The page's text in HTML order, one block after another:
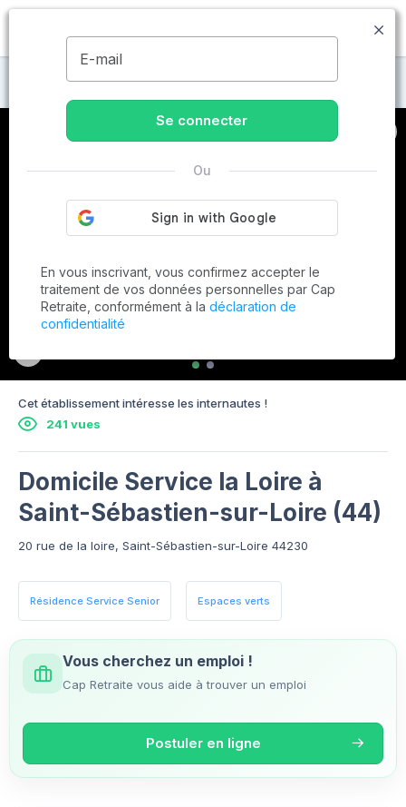
MENU
Maisons de retraite à Saint-Sébastien-sur-Loire
Cet établissement intéresse les internautes !
241 vues
Domicile Service la Loire à
Saint-Sébastien-sur-Loire (44)
20 rue de la loire, Saint-Sébastien-sur-Loire 44230
Résidence Service Senior Espaces verts
Vous cherchez un emploi !
Cap Retraite vous aide à trouver un emploi
Postuler en ligne
E-mail
Se connecter
Ou
En vous inscrivant, vous confirmez accepter le
traitement de vos données personnelles par Cap
Retraite, conformément à la déclaration de
confidentialité